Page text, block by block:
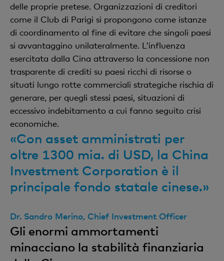
delle proprie pretese. Organizzazioni di creditori
come il Club di Parigi si propongono come istanze
di coordinamento al fine di evitare che singoli paesi
si avvantaggino unilateralmente. L’influenza
esercitata dalla Cina attraverso la concessione non
trasparente di crediti su paesi ricchi di risorse o
situati lungo rotte commerciali strategiche rischia di
generare, per quegli stessi paesi, situazioni di
eccessivo indebitamento a cui fanno seguito crisi
economiche.
«Con asset amministrati per
oltre 1300 mia. di USD, la China
Investment Corporation è il
principale fondo statale cinese.»
Dr. Sandro Merino, Chief Investment Officer
Gli enormi ammortamenti
minacciano la stabilità finanziaria